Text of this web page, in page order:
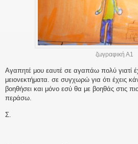
ζωγραφική Α1
Αγαπητέ μου εαυτέ σε αγαπάω πολύ γιατί
μειονεκτήματα. σε συγχωρώ για ότι έχεις
βοηθήσει και μόνο εσύ θα με βοηθάς στις
περάσω.
Σ.